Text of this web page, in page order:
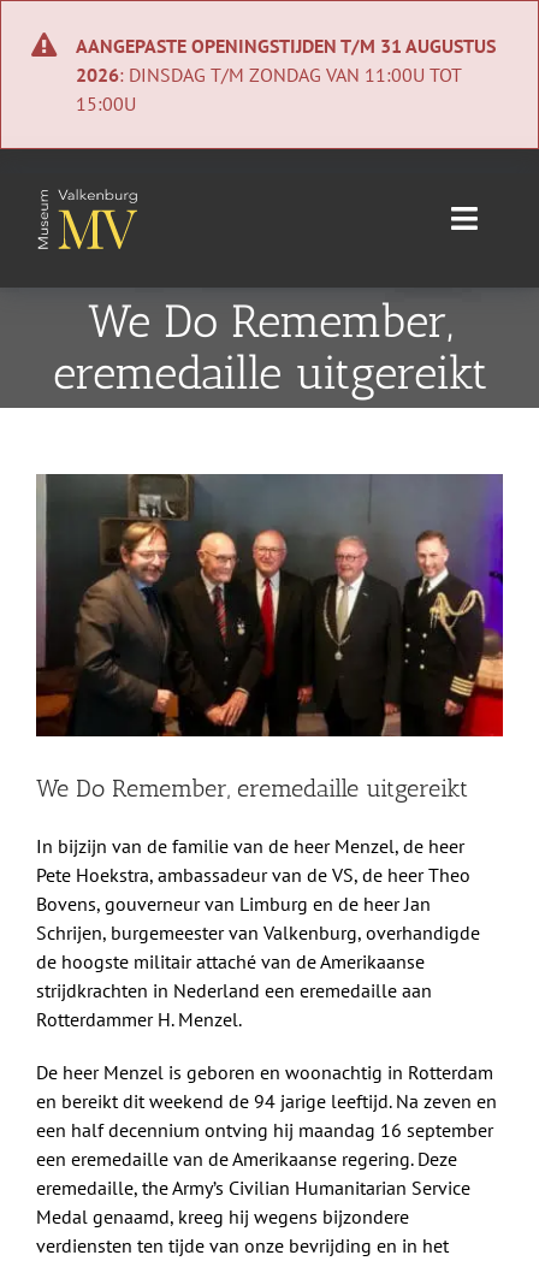
naar
AANGEPASTE OPENINGSTIJDEN T/M 31 AUGUSTUS
2026: DINSDAG T/M ZONDAG VAN 11:00U TOT
15:00U
Toggle
Home
Nieuws
Collectie
Over Ons
BEZOEK
We Do Remember,
eremedaille uitgereikt
Bekijk
afbeelding
We Do Remember, eremedaille uitgereikt
In bijzijn van de familie van de heer Menzel, de heer
Pete Hoekstra, ambassadeur van de VS, de heer Theo
Bovens, gouverneur van Limburg en de heer Jan
Schrijen, burgemeester van Valkenburg, overhandigde
de hoogste militair attaché van de Amerikaanse
strijdkrachten in Nederland een eremedaille aan
Rotterdammer H. Menzel.
De heer Menzel is geboren en woonachtig in Rotterdam
en bereikt dit weekend de 94 jarige leeftijd. Na zeven en
een half decennium ontving hij maandag 16 september
een eremedaille van de Amerikaanse regering. Deze
eremedaille, the Army’s Civilian Humanitarian Service
Medal genaamd, kreeg hij wegens bijzondere
verdiensten ten tijde van onze bevrijding en in het